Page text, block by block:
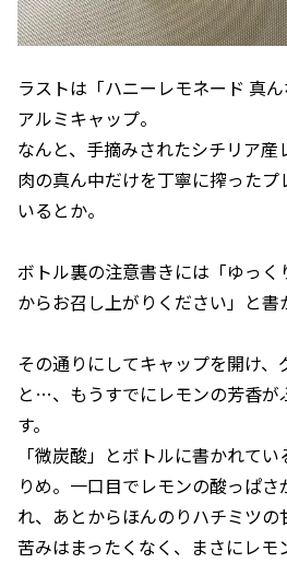
ラストは「ハニーレモネード 真ん
アルミキャップ。
なんと、手摘みされたシチリア
肉の真ん中だけを丁寧に搾ったプ
いるとか。
ボトル裏の注意書きには「ゆっ
からお召し上がりください」と書
その通りにしてキャップを開け、
と…、もうすでにレモンの芳香が
す。
「微炭酸」とボトルに書かれて
りめ。一口目でレモンの酸っぱ
れ、あとからほんのりハチミツの
苦みはまったくなく、まさにレモ